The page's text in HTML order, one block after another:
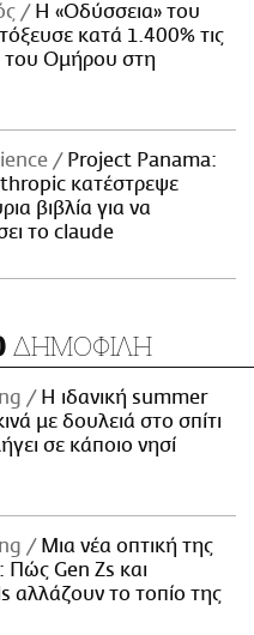
Η «Οδύσσεια» του
κατά 1.400% τις
του Ομήρου στη
Project Panama:
κατέστρεψε
βιβλία για να
το claude
ΔΗΜΟΦΙΛΗ
Η ιδανική summer
με δουλειά στο σπίτι
σε κάποιο νησί
Μια νέα οπτική της
Πώς Gen Zs και
αλλάζουν το τοπίο της